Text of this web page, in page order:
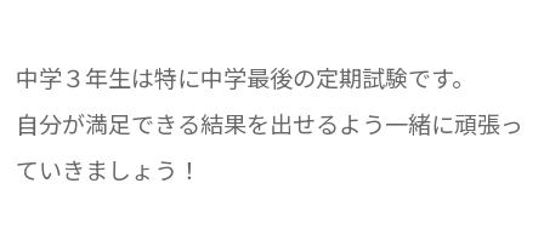
中学３年生は特に中学最後の定期試験です。
自分が満足できる結果を出せるよう一緒に頑張っ
ていきましょう！